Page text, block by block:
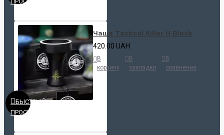
БЫСТРЫЙ
ПРОСМОТР
Чаша Tactical Killer H Black
420.00 UAH
В
корзину
В
закладки
В
сравнение